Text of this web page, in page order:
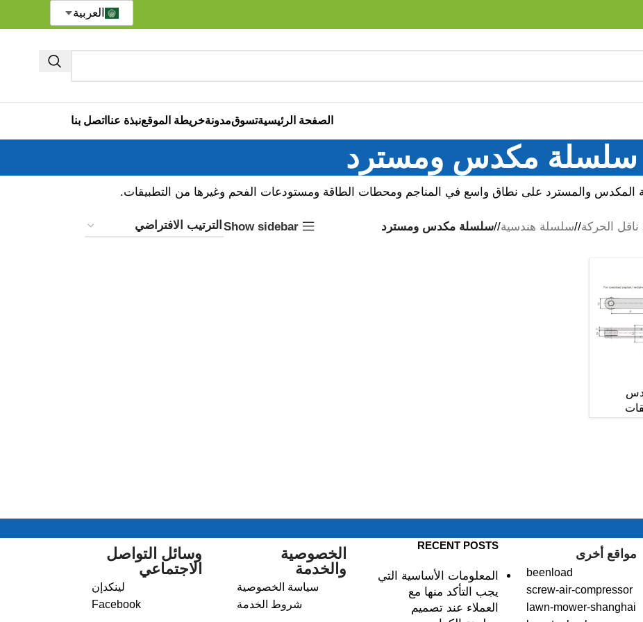
الصفحة الرئيسيةتسوقمدونةخريطة الموقعنبذة عنا اتصل بنا
العربية
سلسلة مكدس ومسترد
والمسترد على نطاق واسع في المناجم ومحطات الطاقة ومستودعات الفحم وغيرها من التطبيقات.
ناقل الحركة/ سلسلة هندسية/ سلسلة مكدس ومسترد Show sidebar
مواقع أخرى
beenload
screw-air-compressor
lawn-mower-shanghai
RECENT POSTS
المعلومات الأساسية التي
يجب التأكد منها مع
العملاء عند تصميم
الخصوصية
والخدمة
سياسة الخصوصية
شروط الخدمة
وسائل التواصل
الاجتماعي
لينكدإن
Facebook